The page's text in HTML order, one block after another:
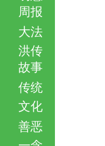
周报
大法
洪传
故事
传统
文化
善恶
一念